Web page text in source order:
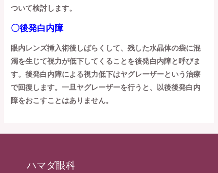
ついて検討します。
〇後発白内障
眼内レンズ挿入術後しばらくして、残した水晶体の袋に混
濁を生じて視力が低下してくることを後発白内障と呼びま
す。後発白内障による視力低下はヤグレーザーという治療
で回復します。一旦ヤグレーザーを行うと、以後後発白内
障をおこすことはありません。
ハマダ眼科